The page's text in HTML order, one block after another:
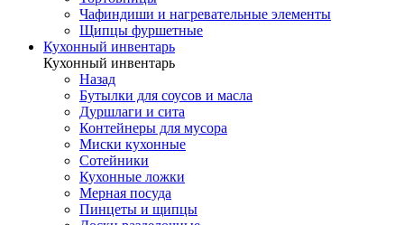
Чафиндиши и нагревательные элементы
Щипцы фуршетные
Кухонный инвентарь
Кухонный инвентарь
Назад
Бутылки для соусов и масла
Дуршлаги и сита
Контейнеры для мусора
Миски кухонные
Сотейники
Кухонные ложки
Мерная посуда
Пинцеты и щипцы